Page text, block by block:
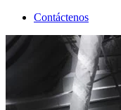
Contáctenos